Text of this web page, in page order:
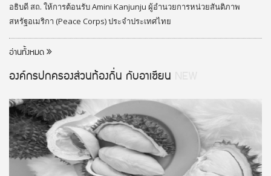
อธิบดี สถ. ให้การต้อนรับ Amini Kanjunju ผู้อำนวยการหน่วยสันติภาพ
สหรัฐอเมริกา (Peace Corps) ประจำประเทศไทย
อ่านทั้งหมด
องค์กรปกครองส่วนท้องถิ่น กับอาเซียน